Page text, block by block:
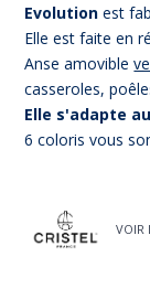
Evolutionest
Elle est faite en
Anse amovible
casseroles,
Elle s'adapte
6 coloris vous
VOIR